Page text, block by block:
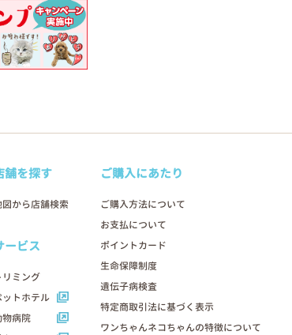
舗を探す
図から店舗検索
ービス
リミング
ットホテル
物病院
ご購入にあたり
ご購入方法について
お支払について
ポイントカード
生命保障制度
遺伝子病検査
特定商取引法に基づく表示
ワンちゃんネコちゃんの特徴について